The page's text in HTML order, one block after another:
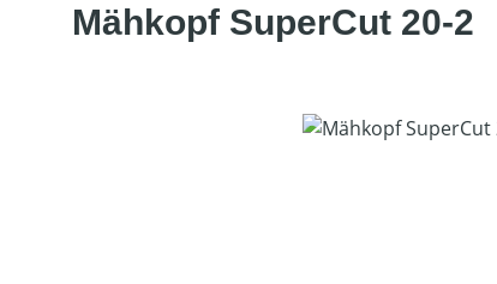
Mähkopf SuperCut 20-2